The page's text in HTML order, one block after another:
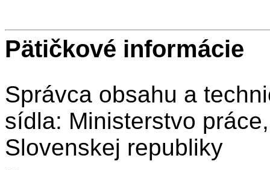
Pätičkové informácie
Správca obsahu a
sídla: Ministerstvo
Slovenskej republiky